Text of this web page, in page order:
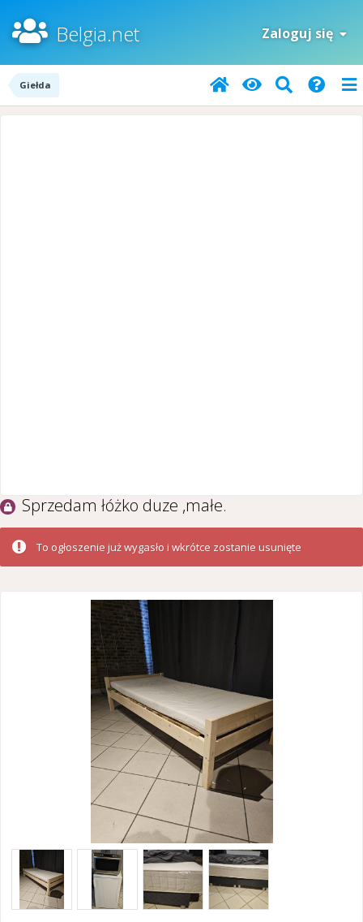
Belgia.net Zaloguj się
Giełda
Sprzedam łóżko duze ,małe.
To ogłoszenie już wygasło i wkrótce zostanie usunięte